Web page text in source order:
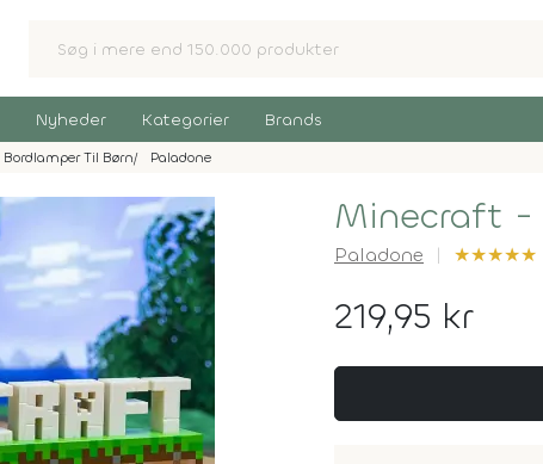
Nyheder Kategorier Brands
Bordlamper Til Børn Paladone
Minecraft -
Paladone ★★★★★
219,95 kr